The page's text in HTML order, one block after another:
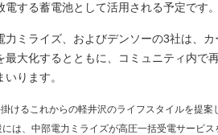
電する蓄電池として活用される予定です。
力ミライズ、およびデンソーの3社は、
最大化するとともに、コミュニティ内で
ります。
けるこれからの軽井沢のライフスタイルを提
は、中部電力ミライズが高圧一括受電サービス